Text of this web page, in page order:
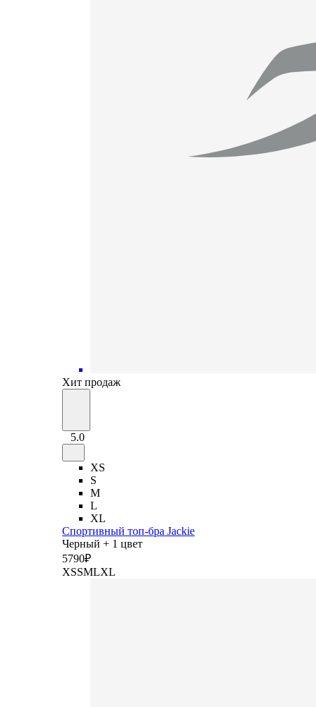
Хит продаж
5.0
XS
S
M
L
XL
Спортивный топ-бра Jackie
Черный + 1 цвет
5790₽
XSSMLXL